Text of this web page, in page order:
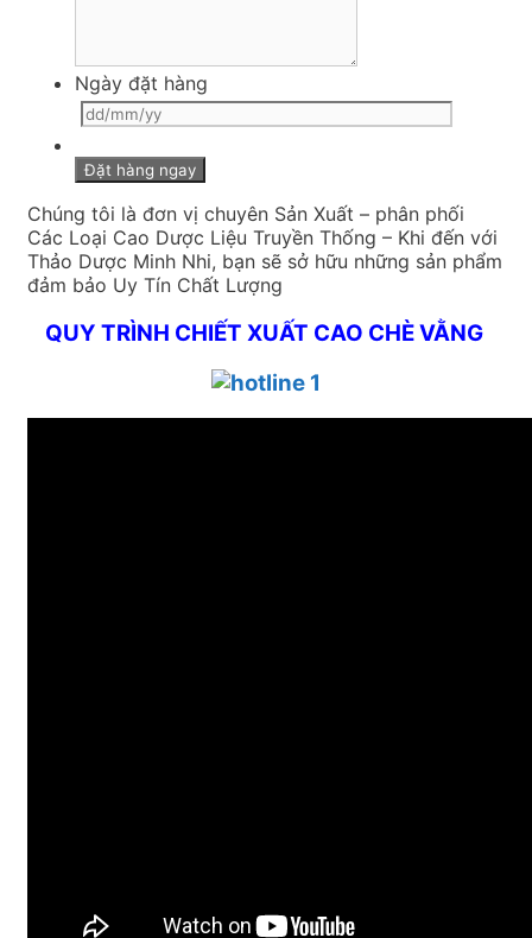
Ngày đặt hàng
Chúng tôi là đơn vị chuyên Sản Xuất – phân phối
Các Loại Cao Dược Liệu Truyền Thống – Khi đến với
Thảo Dược Minh Nhi, bạn sẽ sở hữu những sản phẩm
đảm bảo Uy Tín Chất Lượng
QUY TRÌNH CHIẾT XUẤT CAO CHÈ VẰNG